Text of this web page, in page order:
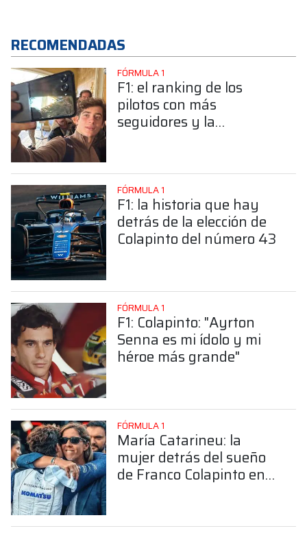
RECOMENDADAS
FÓRMULA 1
F1: el ranking de los
pilotos con más
seguidores y la
FÓRMULA 1
F1: la historia que hay
detrás de la elección de
Colapinto del número 43
FÓRMULA 1
F1: Colapinto: "Ayrton
Senna es mi ídolo y mi
héroe más grande"
FÓRMULA 1
María Catarineu: la
mujer detrás del sueño
de Franco Colapinto en